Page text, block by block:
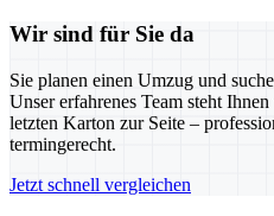
Wir sind für Sie da
Sie planen einen Umzug und
Unser erfahrenes Team steht
letzten Karton zur Seite –
termingerecht.
Jetzt schnell vergleichen